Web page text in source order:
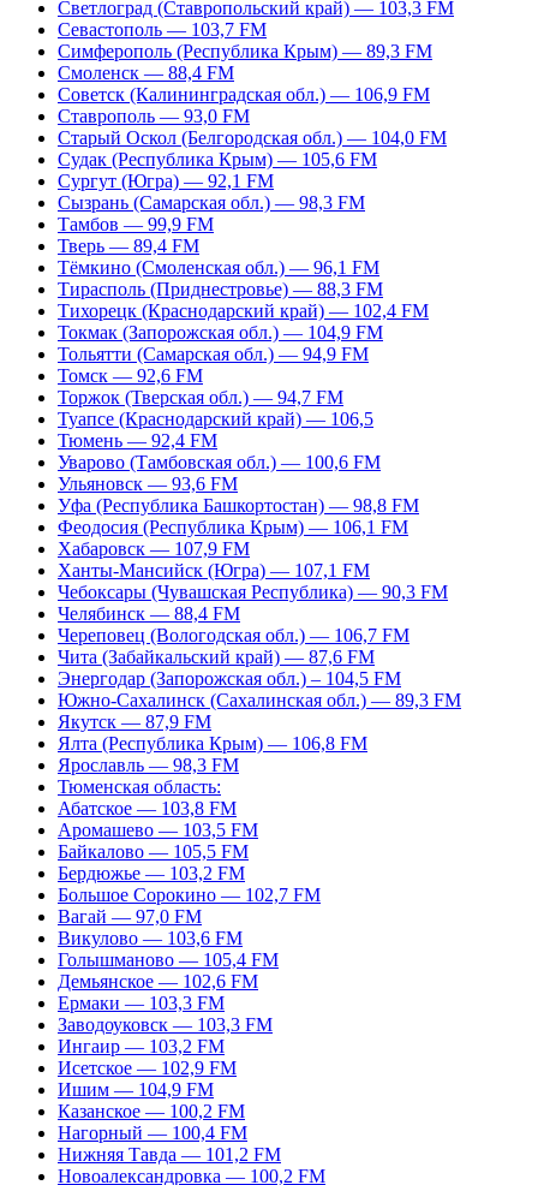
Светлоград (Ставропольский край) — 103,3 FM
Севастополь — 103,7 FM
Симферополь (Республика Крым) — 89,3 FM
Смоленск — 88,4 FM
Советск (Калининградская обл.) — 106,9 FM
Ставрополь — 93,0 FM
Старый Оскол (Белгородская обл.) — 104,0 FM
Судак (Республика Крым) — 105,6 FM
Сургут (Югра) — 92,1 FM
Сызрань (Самарская обл.) — 98,3 FM
Тамбов — 99,9 FM
Тверь — 89,4 FM
Тёмкино (Смоленская обл.) — 96,1 FM
Тирасполь (Приднестровье) — 88,3 FM
Тихорецк (Краснодарский край) — 102,4 FM
Токмак (Запорожская обл.) — 104,9 FM
Тольятти (Самарская обл.) — 94,9 FM
Томск — 92,6 FM
Торжок (Тверская обл.) — 94,7 FM
Туапсе (Краснодарский край) — 106,5
Тюмень — 92,4 FM
Уварово (Тамбовская обл.) — 100,6 FM
Ульяновск — 93,6 FM
Уфа (Республика Башкортостан) — 98,8 FM
Феодосия (Республика Крым) — 106,1 FM
Хабаровск — 107,9 FM
Ханты-Мансийск (Югра) — 107,1 FM
Чебоксары (Чувашская Республика) — 90,3 FM
Челябинск — 88,4 FM
Череповец (Вологодская обл.) — 106,7 FM
Чита (Забайкальский край) — 87,6 FM
Энергодар (Запорожская обл.) – 104,5 FM
Южно-Сахалинск (Сахалинская обл.) — 89,3 FM
Якутск — 87,9 FM
Ялта (Республика Крым) — 106,8 FM
Ярославль — 98,3 FM
Тюменская область:
Абатское — 103,8 FM
Аромашево — 103,5 FM
Байкалово — 105,5 FM
Бердюжье — 103,2 FM
Большое Сорокино — 102,7 FM
Вагай — 97,0 FM
Викулово — 103,6 FM
Голышманово — 105,4 FM
Демьянское — 102,6 FM
Ермаки — 103,3 FM
Заводоуковск — 103,3 FM
Ингаир — 103,2 FM
Исетское — 102,9 FM
Ишим — 104,9 FM
Казанское — 100,2 FM
Нагорный — 100,4 FM
Нижняя Тавда — 101,2 FM
Новоалександровка — 100,2 FM